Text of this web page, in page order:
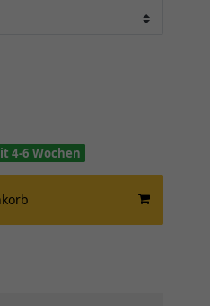
4-6 Wochen